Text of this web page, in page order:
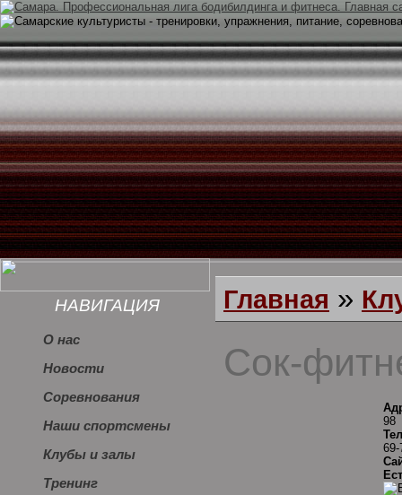
НАВИГАЦИЯ
О нас
Новости
Соревнования
Наши спортсмены
Клубы и залы
Тренинг
Главная »
Сок-
98
69-